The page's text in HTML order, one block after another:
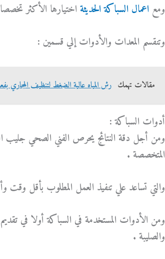
ومع اعمال السباكة الحديثةاختيارها الأكثر تخصصا
وتنقسم المعدات والأدوات إلي قسمين :
مقالات تهمك رش المياه عالية الضغط لتنظيف المجاري بفعالية
أدوات السباكة :
ومن أجل دقة النتائج يحرص الفني الصحي جليب
المتخصصة .
والتي تساعد علي تنفيذ العمل المطلوب بأقل وقت
ومن الأدوات المستخدمة في السباكة أولا في
والصليبة .